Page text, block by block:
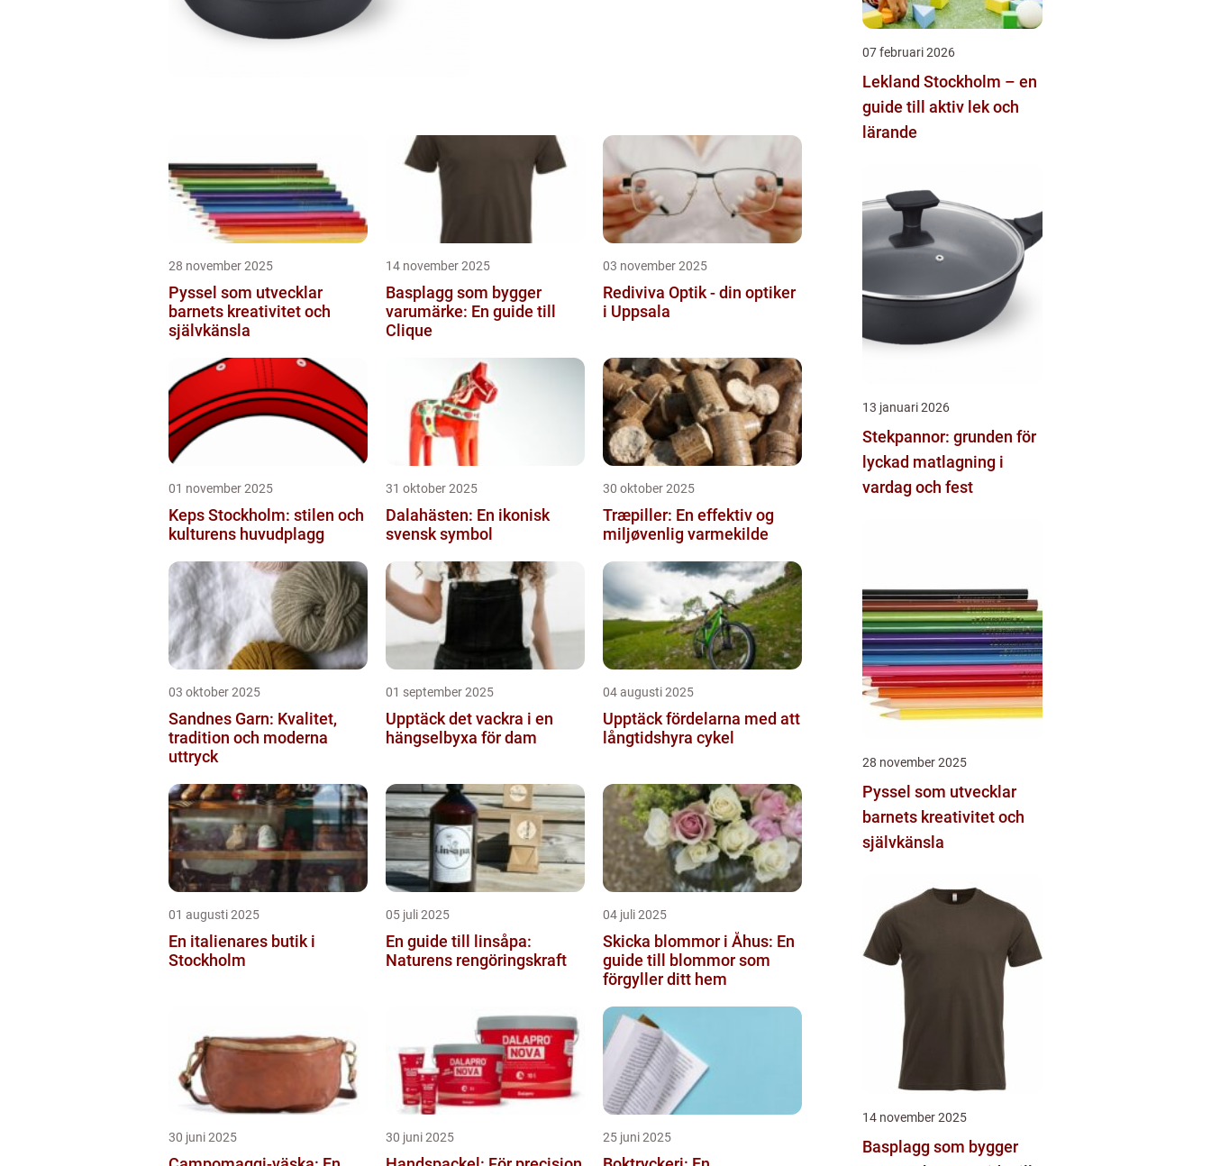
28 november 2025
Pyssel som utvecklar
barnets kreativitet och
självkänsla
14 november 2025
Basplagg som bygger
varumärke: En guide till
Clique
03 november 2025
Rediviva Optik - din optiker
i Uppsala
01 november 2025
Keps Stockholm: stilen och
kulturens huvudplagg
31 oktober 2025
Dalahästen: En ikonisk
svensk symbol
30 oktober 2025
Træpiller: En effektiv og
miljøvenlig varmekilde
03 oktober 2025
Sandnes Garn: Kvalitet,
tradition och moderna
uttryck
01 september 2025
Upptäck det vackra i en
hängselbyxa för dam
04 augusti 2025
Upptäck fördelarna med att
långtidshyra cykel
01 augusti 2025
En italienares butik i
Stockholm
05 juli 2025
En guide till linsåpa:
Naturens rengöringskraft
04 juli 2025
Skicka blommor i Åhus: En
guide till blommor som
förgyller ditt hem
30 juni 2025 30 juni 2025 25 juni 2025
07 februari 2026
Lekland Stockholm – en
guide till aktiv lek och
lärande
13 januari 2026
Stekpannor: grunden för
lyckad matlagning i
vardag och fest
28 november 2025
Pyssel som utvecklar
barnets kreativitet och
självkänsla
14 november 2025
Basplagg som bygger